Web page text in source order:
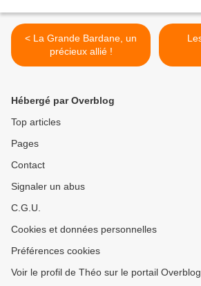
< La Grande Bardane, un
précieux allié !
Hébergé par Overblog
Top articles
Pages
Contact
Signaler un abus
C.G.U.
Cookies et données personnelles
Préférences cookies
Voir le profil de Théo sur le portail Overblog